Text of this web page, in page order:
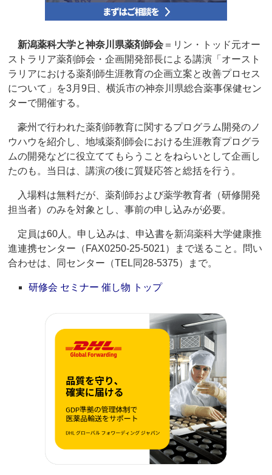
新潟薬科大学と神奈川県薬剤師会 ＝リン・トッド元オー
ストラリア薬剤師会・企画開発部長による講演「オースト
ラリアにおける薬剤師生涯教育の企画立案と改善プロセス
について」を3月9日、横浜市の神奈川県総合薬事保健セン
ターで開催する。
豪州で行われた薬剤師教育に関するプログラム開発のノ
ウハウを紹介し、地域薬剤師会における生涯教育プログラ
ムの開発などに役立ててもらうことをねらいとして企画し
たのも。当日は、講演の後に質疑応答と総括を行う。
入場料は無料だが、薬剤師および薬学教育者（研修開発
担当者）のみを対象とし、事前の申し込みが必要。
定員は60人。申し込みは、申込書を新潟薬科大学健康推
進連携センター（FAX0250-25-5021）まで送ること。問い
合わせは、同センター（TEL同28-5375）まで。
研修会 セミナー 催し物 トップ